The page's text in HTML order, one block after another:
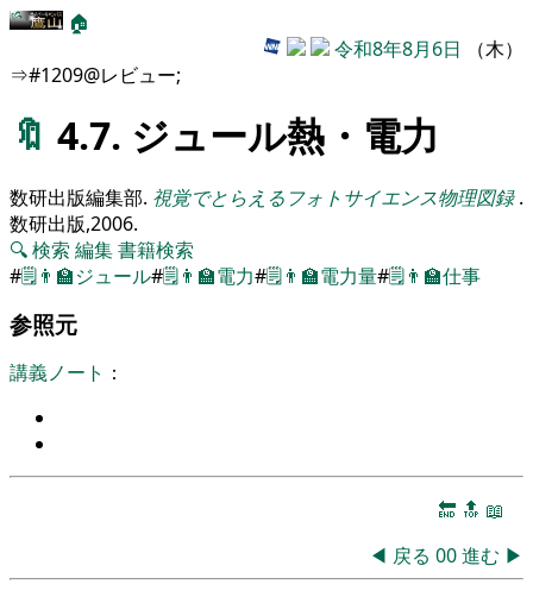
🏠
令和8年8月6日 （木）
⇒#1209@レビュー;
🔖 4.7. ジュール熱・電力
数研出版編集部. 視覚でとらえるフォトサイエンス物理図録 .
数研出版,2006.
🔍検索 編集書籍検索
#🗒️👨‍🏫ジュール#🗒️👨‍🏫電力#🗒️👨‍🏫電力量#🗒️👨‍🏫仕事
参照元
講義ノート ：
🔚 🔝 📖
◀ 戻る 00進む ▶